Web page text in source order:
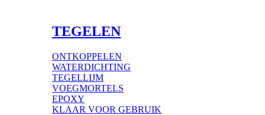
TEGELEN
ONTKOPPELEN
WATERDICHTING
TEGELLIJM
VOEGMORTELS
EPOXY
KLAAR VOOR GEBRUIK